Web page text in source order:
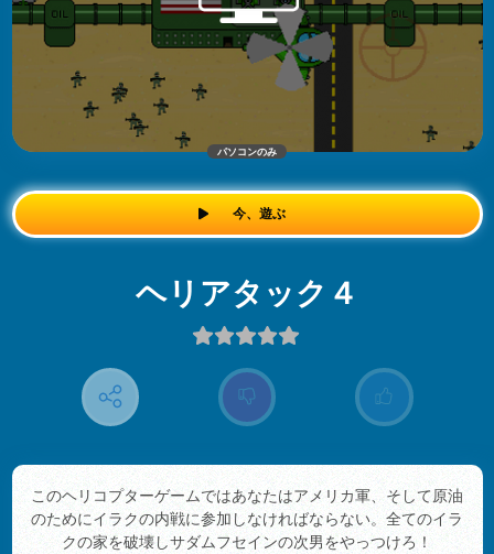
パソコンのみ
今、遊ぶ
ヘリアタック４
このヘリコプターゲームではあなたはアメリカ軍、そして原油
のためにイラクの内戦に参加しなければならない。全てのイラ
クの家を破壊しサダムフセインの次男をやっつけろ！